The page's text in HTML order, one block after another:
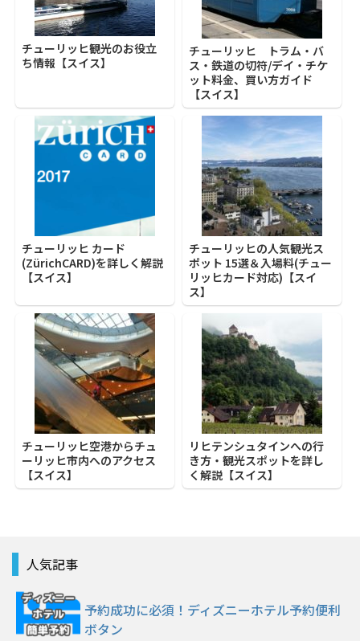
チューリッヒ観光のお役立
ち情報【スイス】
チューリッヒ トラム・バ
ス・鉄道の切符/デイ・チケ
ット料金、買い方ガイド
【スイス】
チューリッヒ カード
(ZürichCARD)を詳しく解説
【スイス】
チューリッヒの人気観光ス
ポット 15選＆入場料(チュー
リッヒカード対応)【スイ
ス】
チューリッヒ空港からチュ
ーリッヒ市内へのアクセス
【スイス】
リヒテンシュタインへの行
き方・観光スポットを詳し
く解説【スイス】
人気記事
予約成功に必須！ディズニーホテル予約便利
ボタン